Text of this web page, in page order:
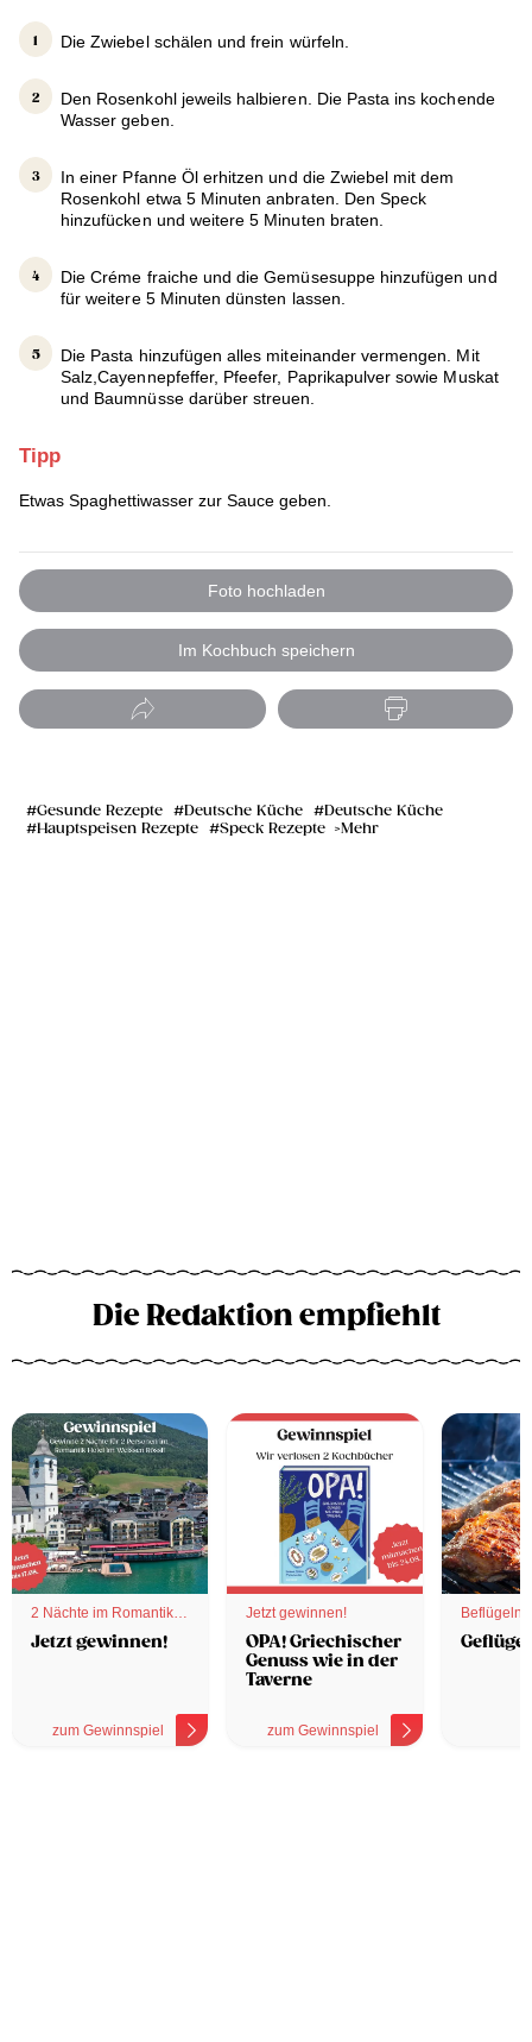
Die Zwiebel schälen und frein würfeln.
Den Rosenkohl jeweils halbieren. Die Pasta ins kochende
Wasser geben.
In einer Pfanne Öl erhitzen und die Zwiebel mit dem
Rosenkohl etwa 5 Minuten anbraten. Den Speck
hinzufücken und weitere 5 Minuten braten.
Die Créme fraiche und die Gemüsesuppe hinzufügen und
für weitere 5 Minuten dünsten lassen.
Die Pasta hinzufügen alles miteinander vermengen. Mit
Salz,Cayennepfeffer, Pfeefer, Paprikapulver sowie Muskat
und Baumnüsse darüber streuen.
Tipp
Etwas Spaghettiwasser zur Sauce geben.
Foto hochladen
Im Kochbuch speichern
Gesunde Rezepte Deutsche Küche
Deutsche Küche
Hauptspeisen Rezepte
Speck Rezepte Mehr
Die Redaktion empfiehlt
2 Nächte im Romantik
Hotel
Jetzt gewinnen!
zum Gewinnspiel
Jetzt gewinnen!
OPA! Griechischer
Genuss wie in der
Taverne
zum Gewinnspiel